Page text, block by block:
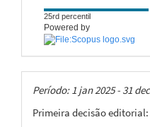
25rd percentil
Powered by
Taxas
Período: 1 jan 2025 - 31
Primeira decisão editorial: